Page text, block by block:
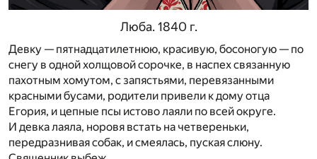
Люба. 1840 г.
Девку — пятнадцатилетнюю, красивую, босоногую — по
снегу в одной холщовой сорочке, в наспех связанную
пахотным хомутом, с запястьями, перевязанными
красными бусами, родители привели к дому отца
Егория, и цепные псы истово лаяли по всей округе.
И девка лаяла, норовя встать на четвереньки,
передразнивая собак, и смеялась, пуская слюну.